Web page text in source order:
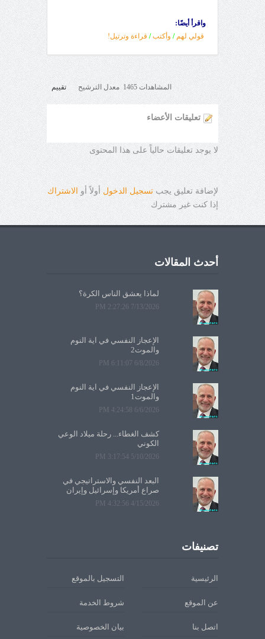
واقرأ أيضًا:
قولي لهم / وأكتب / قراءة وترتيل!
المشاهدات 1465 معدل الترشيح تقييم
تعليقات الأعضاء
لا يوجد تعليقات حالياً على هذا المحتوى
لإضافة تعليق يجبتسجيل الدخول أولاً أو
الاشتراك
إذا كنت غير مشترك
أحدث المقالات
لماذا يعشق الناس الكرة؟
7/13/2026 2:27:26 PM
الإعجاز النفسي في آية النوم
والموت2
6/8/2026 6:11:07 PM
الإعجاز النفسي في آية النوم
والموت1
6/6/2026 4:24:58 PM
كشف الغطاء... رحلة ميلاد الوعي
الكوني
5/10/2026 3:17:54 PM
البعد النفسي والاستراتيجي في
صراع أمريكا وإسرائيل وإيران
4/15/2026 4:32:56 PM
تصنيفات
الرئيسية التسجيل بالموقع
عن الموقع شروط الخدمة
اتصل بنا بيان الخصوصية